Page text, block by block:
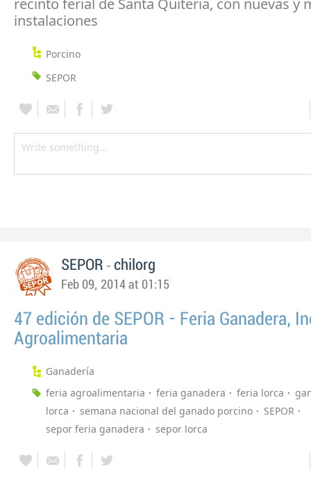
recinto ferial de Santa Quiteria, con nuevas y
instalaciones
Porcino
SEPOR
SEPOR - chilorg
Feb 09, 2014 at 01:15
47 edición de SEPOR - Feria Ganadera,
Agroalimentaria
Ganadería
feria agroalimentaria
feria ganadera feria lorca
lorca
semana nacional del ganado porcino
SEPOR
sepor feria ganadera
sepor lorca